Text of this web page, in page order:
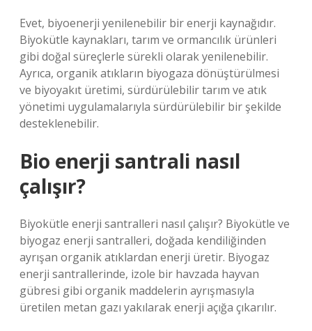
Evet, biyoenerji yenilenebilir bir enerji kaynağıdır.
Biyokütle kaynakları, tarım ve ormancılık ürünleri
gibi doğal süreçlerle sürekli olarak yenilenebilir.
Ayrıca, organik atıkların biyogaza dönüştürülmesi
ve biyoyakıt üretimi, sürdürülebilir tarım ve atık
yönetimi uygulamalarıyla sürdürülebilir bir şekilde
desteklenebilir.
Bio enerji santrali nasıl
çalışır?
Biyokütle enerji santralleri nasıl çalışır? Biyokütle ve
biyogaz enerji santralleri, doğada kendiliğinden
ayrışan organik atıklardan enerji üretir. Biyogaz
enerji santrallerinde, izole bir havzada hayvan
gübresi gibi organik maddelerin ayrışmasıyla
üretilen metan gazı yakılarak enerji açığa çıkarılır.